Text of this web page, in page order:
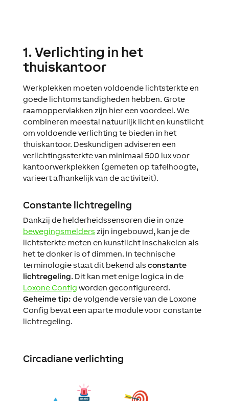
1. Verlichting in het
thuiskantoor
Werkplekken moeten voldoende lichtsterkte en
goede lichtomstandigheden hebben. Grote
raamoppervlakken zijn hier een voordeel. We
combineren meestal natuurlijk licht en kunstlicht
om voldoende verlichting te bieden in het
thuiskantoor. Deskundigen adviseren een
verlichtingssterkte van minimaal 500 lux voor
kantoorwerkplekken (gemeten op tafelhoogte,
varieert afhankelijk van de activiteit).
Constante lichtregeling
Dankzij de helderheidssensoren die in onze
bewegingsmelders zijn ingebouwd, kan je de
lichtsterkte meten en kunstlicht inschakelen als
het te donker is of dimmen. In technische
terminologie staat dit bekend als constante
lichtregeling. Dit kan met enige logica in de
Loxone Config worden geconfigureerd.
Geheime tip: de volgende versie van de Loxone
Config bevat een aparte module voor constante
lichtregeling.
Circadiane verlichting